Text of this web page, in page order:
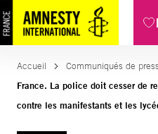
Aller
au
contenu
Accueil
Communiqués de
France. La police doit cesser de
contre les manifestants et les